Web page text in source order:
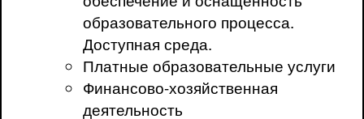
образовательного процесса.
Доступная среда.
Платные образовательные услуги
Финансово-хозяйственная
деятельность